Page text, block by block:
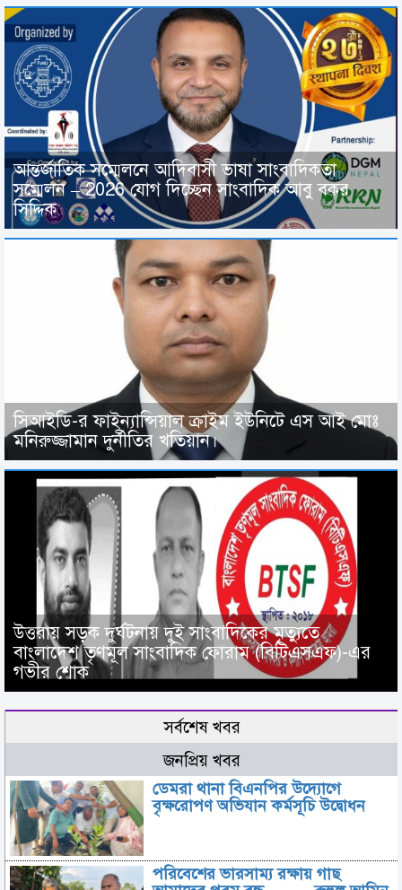
আন্তর্জাতিক সম্মেলনে আদিবাসী ভাষা সাংবাদিকতা
সম্মেলন – 2026 যোগ দিচ্ছেন সাংবাদিক আবু বকর
সিদ্দিক
সিআইডি-র ফাইন্যান্সিয়াল ক্রাইম ইউনিটে এস আই মোঃ
মনিরুজ্জামান দুর্নীতির খতিয়ান।
উত্তরায় সড়ক দুর্ঘটনায় দুই সাংবাদিকের মৃত্যুতে
বাংলাদেশ তৃণমূল সাংবাদিক ফোরাম (বিটিএসএফ)-এর
গভীর শোক
সর্বশেষ খবর
জনপ্রিয় খবর
ডেমরা থানা বিএনপির উদ্যোগে
বৃক্ষরোপণ অভিযান কর্মসূচি উদ্বোধন
পরিবেশের ভারসাম্য রক্ষায় গাছ